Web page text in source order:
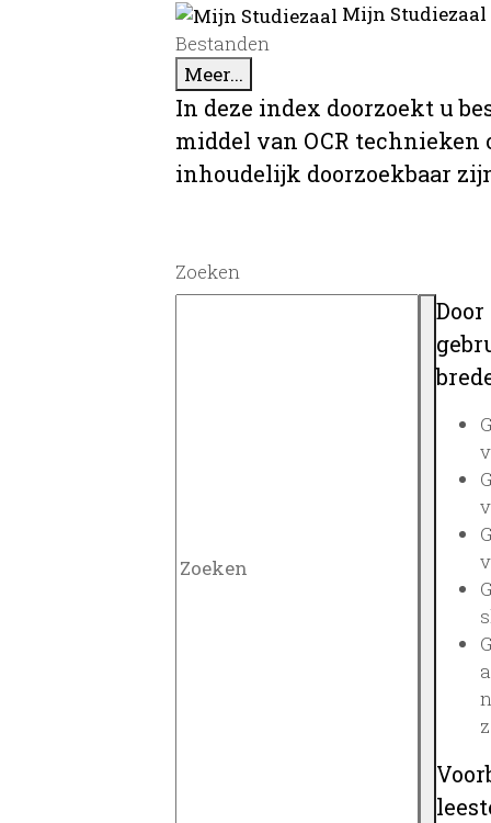
Mijn
Bestanden
Meer...
In deze index doorzoekt u
middel van OCR
inhoudelijk doorzoekbaar
Zoeken